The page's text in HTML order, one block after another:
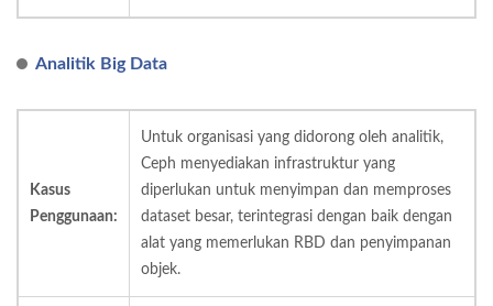
Analitik Big Data
Kasus
Penggunaan:
Untuk organisasi yang didorong oleh analitik,
Ceph menyediakan infrastruktur yang
diperlukan untuk menyimpan dan memproses
dataset besar, terintegrasi dengan baik dengan
alat yang memerlukan RBD dan penyimpanan
objek.